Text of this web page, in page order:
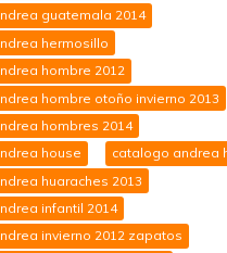
guatemala 2014
hermosillo
hombre 2012
hombre otoño invierno 2013
hombres 2014
house
catalogo andrea
huaraches 2013
infantil 2014
invierno 2012 zapatos